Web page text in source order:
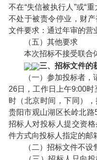
不在“失信被执行人”或“
不处于被责令停业，财
文件要求：通过年审的营
（五）其他要求
本次招标不接受联合体
三、招标文件的
（一）参加投标者，请
26日，工作日上午9:00
时（北京时间，下同）
贵阳市观山湖区长岭北路
招标人对投标人提交资
件方式向投标人指定的邮
（二）招标文件不设